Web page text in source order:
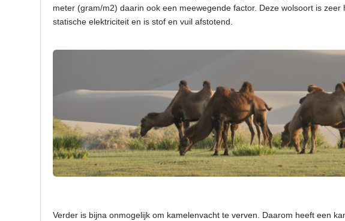
meter (gram/m2) daarin ook een meewegende factor. Deze wolsoort is
statische elektriciteit en is stof en vuil afstotend.
Verder is bijna onmogelijk om kamelenvacht te verven. Daarom heeft een